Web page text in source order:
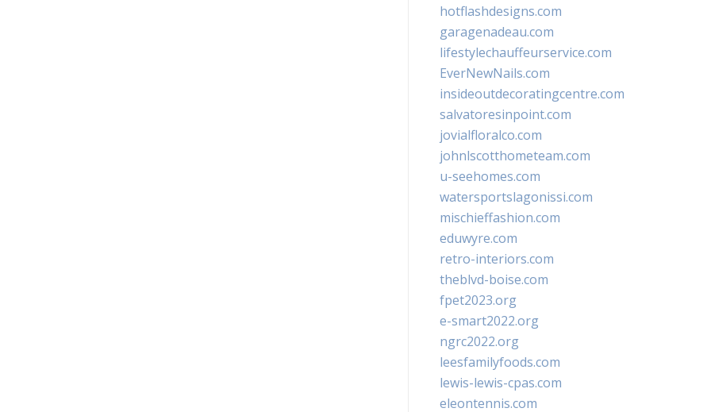
hotflashdesigns.com
garagenadeau.com
lifestylechauffeurservice.com
EverNewNails.com
insideoutdecoratingcentre.com
salvatoresinpoint.com
jovialfloralco.com
johnlscotthometeam.com
u-seehomes.com
watersportslagonissi.com
mischieffashion.com
eduwyre.com
retro-interiors.com
theblvd-boise.com
fpet2023.org
e-smart2022.org
ngrc2022.org
leesfamilyfoods.com
lewis-lewis-cpas.com
eleontennis.com